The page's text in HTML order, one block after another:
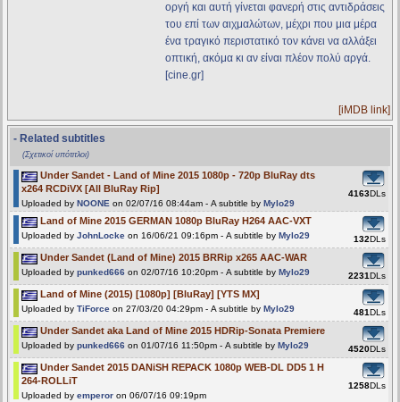
οργή και αυτή γίνεται φανερή στις αντιδράσεις
του επί των αιχμαλώτων, μέχρι που μια μέρα
ένα τραγικό περιστατικό τον κάνει να αλλάξει
οπτική, ακόμα κι αν είναι πλέον πολύ αργά.
[cine.gr]
[iMDB link]
- Related subtitles
(Σχετικοί υπότιτλοι)
Under Sandet - Land of Mine 2015 1080p - 720p BluRay dts
x264 RCDiVX [All BluRay Rip]
Uploaded by NOONE on 02/07/16 08:44am - A subtitle by Mylo29
4163DLs
Land of Mine 2015 GERMAN 1080p BluRay H264 AAC-VXT
Uploaded by JohnLocke on 16/06/21 09:16pm - A subtitle by Mylo29 132DLs
Under Sandet (Land of Mine) 2015 BRRip x265 AAC-WAR
Uploaded by punked666 on 02/07/16 10:20pm - A subtitle by Mylo29 2231DLs
Land of Mine (2015) [1080p] [BluRay] [YTS MX]
Uploaded by TiForce on 27/03/20 04:29pm - A subtitle by Mylo29 481DLs
Under Sandet aka Land of Mine 2015 HDRip-Sonata Premiere
Uploaded by punked666 on 01/07/16 11:50pm - A subtitle by Mylo29 4520DLs
Under Sandet 2015 DANiSH REPACK 1080p WEB-DL DD5 1 H
264-ROLLiT
Uploaded by emperor on 06/07/16 09:19pm
1258DLs